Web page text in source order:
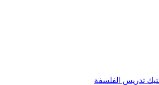
تدريس الفلسفة